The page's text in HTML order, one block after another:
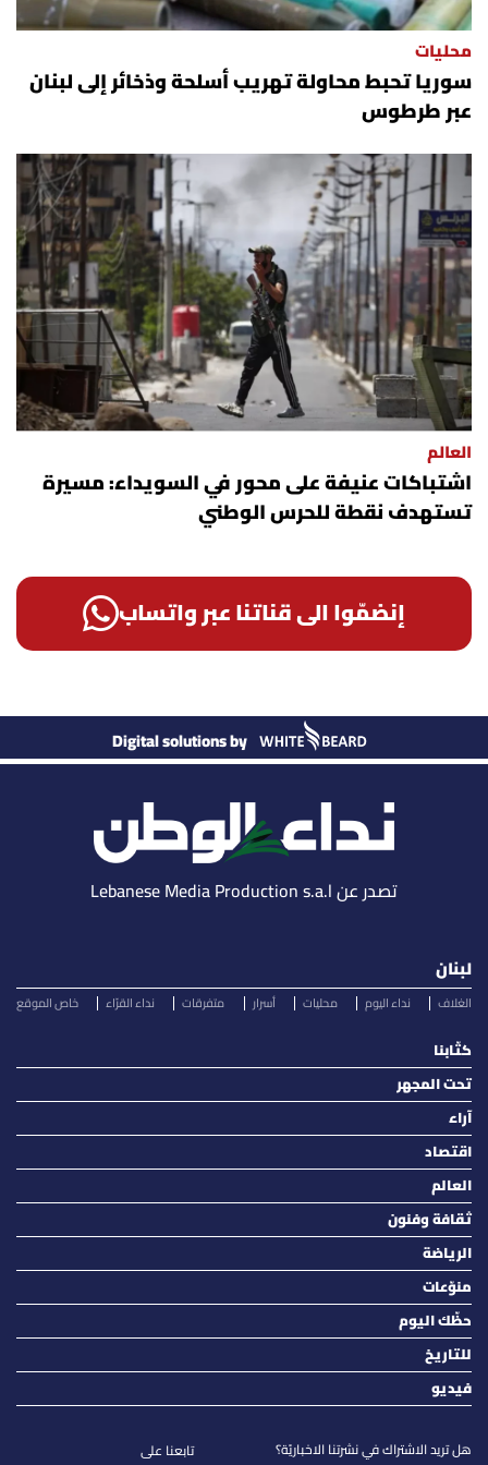
شروط الإشتراك
Digital solutions by
محليات
سوريا تحبط محاولة تهريب أسلحة وذخائر إلى لبنان
عبر طرطوس
العالم
اشتباكات عنيفة على محور في السويداء: مسيرة
تستهدف نقطة للحرس الوطني
إنضمّوا الى قناتنا عبر واتساب
Digital solutions by
تصدر عن Lebanese Media Production s.a.l
لبنان
الغلاف نداء اليوم محليات أسرار متفرقات نداء القرّاء خاص الموقع
كتّابنا
تحت المجهر
آراء
اقتصاد
العالم
ثقافة وفنون
الرياضة
منوّعات
حظّك اليوم
للتاريخ
فيديو
هل تريد الاشتراك في نشرتنا الاخباريّة؟ تابعنا على